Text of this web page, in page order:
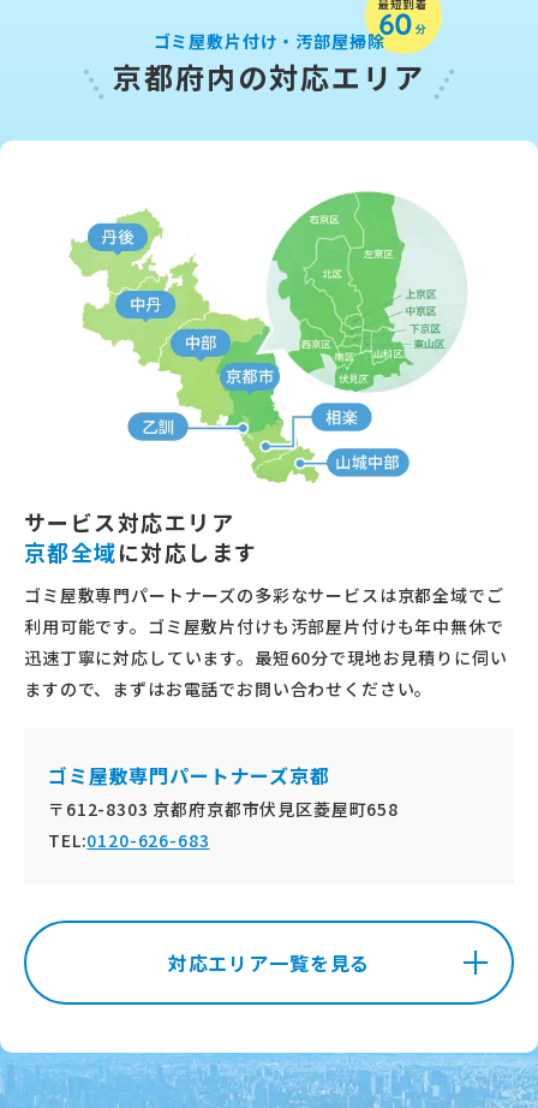
ゴミ屋敷片付け・汚部屋掃除
京都府内の対応エリア
サービス対応エリア
京都全域に対応します
ゴミ屋敷専門パートナーズの多彩なサービスは京都全域でご
利用可能です。ゴミ屋敷片付けも汚部屋片付けも年中無休で
迅速丁寧に対応しています。最短60分で現地お見積りに伺い
ますので、まずはお電話でお問い合わせください。
ゴミ屋敷専門パートナーズ京都
〒612-8303 京都府京都市伏見区菱屋町658
TEL:0120-626-683
対応エリア一覧を見る